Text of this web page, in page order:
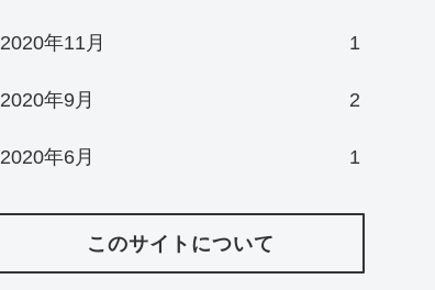
2020年11月 1
2020年9月 2
2020年6月 1
このサイトについて